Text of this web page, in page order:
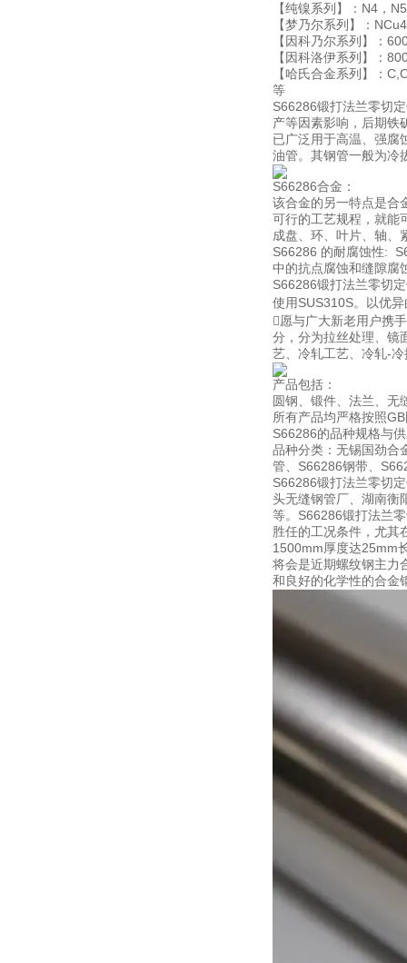
【纯镍系列】：N4，
【梦乃尔系列】：
【因科乃尔系列】：
【因科洛伊系列】：
【哈氏合金系列】：
等
S66286锻打法兰零切
产等因素影响，后期
已广泛用于高温、强腐
油管。其钢管一般为冷
S66286合金：
该合金的另一特点是合
可行的工艺规程，就能
成盘、环、叶片、轴、
S66286 的耐腐蚀性:
中的抗点腐蚀和缝隙腐
S66286锻打法兰零切
使用SUS310S。以优
愿与广大新老用户携
分，分为拉丝处理、镜
艺、冷轧工艺、冷轧-
产品包括：
圆钢、锻件、法兰、无
所有产品均严格按照
S66286的品种规格与
品种分类：无锡国劲合
管、S66286钢带、
S66286锻打法兰零切
头无缝钢管厂、湖南衡
等。S66286锻打法兰
胜任的工况条件，尤其
1500mm厚度达25mm
将会是近期螺纹钢主力
和良好的化学性的合金